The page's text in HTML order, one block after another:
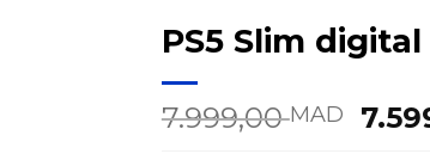
PS5 Slim digital
7.999,00MAD
Le